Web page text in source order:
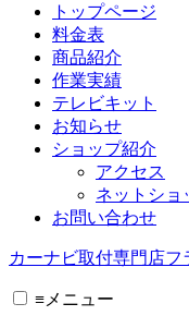
トップページ
料金表
商品紹介
作業実績
テレビキット
お知らせ
ショップ紹介
アクセス
ネットショ
お問い合わせ
カーナビ取付専⾨店フ
≡ メニュー